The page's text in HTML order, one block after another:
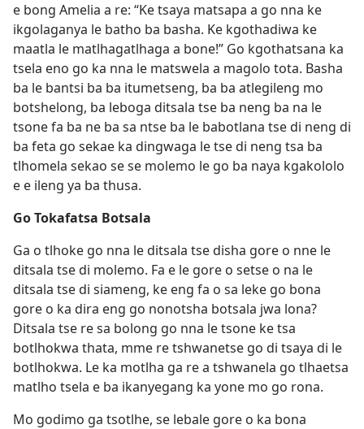
e bong Amelia a re: “Ke tsaya matsapa a go nna ke
ikgolaganya le batho ba basha. Ke kgothadiwa ke
maatla le matlhagatlhaga a bone!” Go kgothatsana ka
tsela eno go ka nna le matswela a magolo tota. Basha
ba le bantsi ba ba itumetseng, ba ba atlegileng mo
botshelong, ba leboga ditsala tse ba neng ba na le
tsone fa ba ne ba sa ntse ba le babotlana tse di neng di
ba feta go sekae ka dingwaga le tse di neng tsa ba
tlhomela sekao se se molemo le go ba naya kgakololo
e e ileng ya ba thusa.
Go Tokafatsa Botsala
Ga o tlhoke go nna le ditsala tse disha gore o nne le
ditsala tse di molemo. Fa e le gore o setse o na le
ditsala tse di siameng, ke eng fa o sa leke go bona
gore o ka dira eng go nonotsha botsala jwa lona?
Ditsala tse re sa bolong go nna le tsone ke tsa
botlhokwa thata, mme re tshwanetse go di tsaya di le
botlhokwa. Le ka motlha ga re a tshwanela go tlhaetsa
matlho tsela e ba ikanyegang ka yone mo go rona.
Mo godimo ga tsotlhe, se lebale gore o ka bona